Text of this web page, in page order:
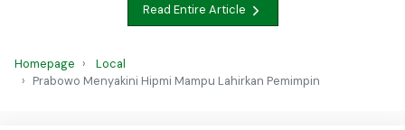
Read Entire Article
Homepage
Local
Prabowo Menyakini Hipmi Mampu Lahirkan Pemimpin